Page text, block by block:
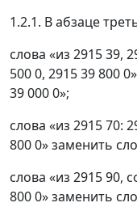
1.2.1. В абзаце
слова «из 2915 39,
500 0, 2915 39 800
39 000 0»;
слова «из 2915 70:
800 0» заменить
слова «из 2915 90,
800 0» заменить